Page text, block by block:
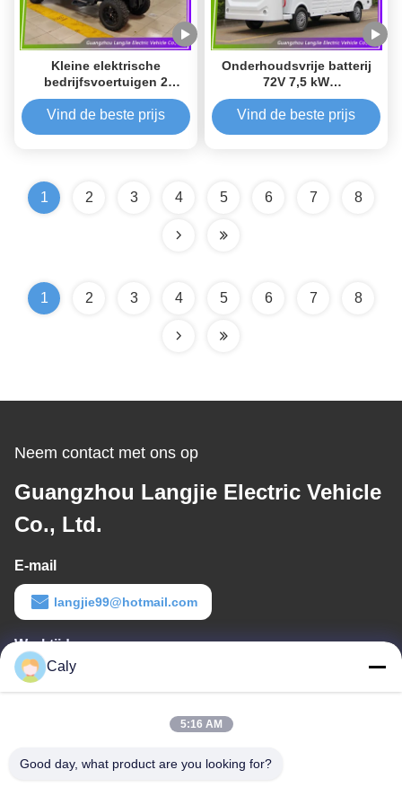
Kleine elektrische
bedrijfsvoertuigen 2
zitplaatsen elektrische
bedrijfsvoertuigen AC
Vind de beste prijs
Onderhoudsvrije batterij
72V 7,5 kW
wisselstroommotorcontroller
voor elektrische
Vind de beste prijs
1 2 3 4 5 6 7 8
1 2 3 4 5 6 7 8
Neem contact met ons op
Guangzhou Langjie Electric Vehicle
Co., Ltd.
E-mail
langjie99@hotmail.com
Werktijd
9:00-18:00
DONGCHONG TOWN, NANSHA DISTRICT, GUANGZHOU, China
Caly
5:16 AM
Good day, what product are you looking for?